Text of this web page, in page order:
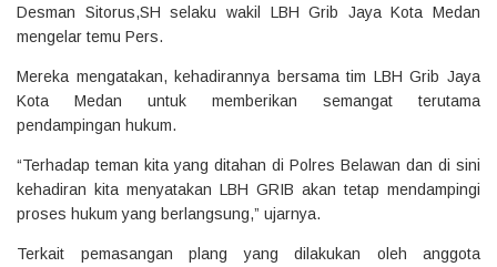
Desman Sitorus,SH selaku wakil LBH Grib Jaya Kota Medan
mengelar temu Pers.
Mereka mengatakan, kehadirannya bersama tim LBH Grib Jaya
Kota Medan untuk memberikan semangat terutama
pendampingan hukum.
“Terhadap teman kita yang ditahan di Polres Belawan dan di sini
kehadiran kita menyatakan LBH GRIB akan tetap mendampingi
proses hukum yang berlangsung,” ujarnya.
Terkait pemasangan plang yang dilakukan oleh anggota